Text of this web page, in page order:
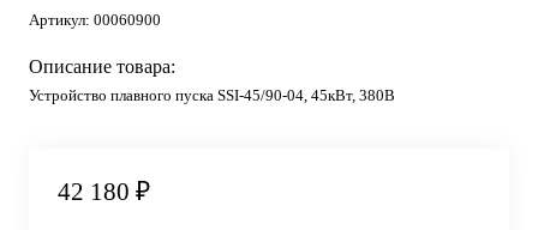
Артикул: 00060900
Описание товара:
Устройство плавного пуска SSI-45/90-04, 45кВт, 380В
42 180 ₽